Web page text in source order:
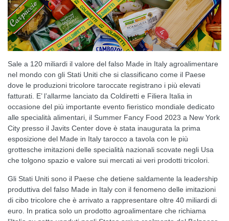
Sale a 120 miliardi il valore del falso Made in Italy agroalimentare
nel mondo con gli Stati Uniti che si classificano come il Paese
dove le produzioni tricolore taroccate registrano i più elevati
fatturati. E’ l’allarme lanciato da Coldiretti e Filiera Italia in
occasione del più importante evento fieristico mondiale dedicato
alle specialità alimentari, il Summer Fancy Food 2023 a New York
City presso il Javits Center dove è stata inaugurata la prima
esposizione del Made in Italy tarocco a tavola con le più
grottesche imitazioni delle specialità nazionali scovate negli Usa
che tolgono spazio e valore sui mercati ai veri prodotti tricolori.
Gli Stati Uniti sono il Paese che detiene saldamente la leadership
produttiva del falso Made in Italy con il fenomeno delle imitazioni
di cibo tricolore che è arrivato a rappresentare oltre 40 miliardi di
euro. In pratica solo un prodotto agroalimentare che richiama